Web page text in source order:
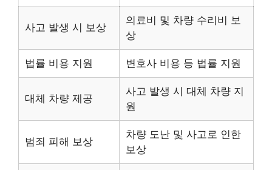
사고 발생 시 보상
의료비 및 차량 수리비 보
상
법률 비용 지원 변호사 비용 등 법률 지원
대체 차량 제공
사고 발생 시 대체 차량 지
원
범죄 피해 보상
차량 도난 및 사고로 인한
보상